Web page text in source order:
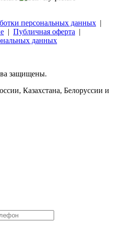
персональных данных |
| Публичная оферта |
данных
защищены.
Казахстана, Белоруссии и